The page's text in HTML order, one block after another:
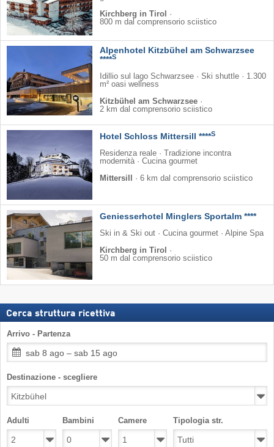
Kirchberg in Tirol
·
800 m dal comprensorio sciistico
Alpenhotel Kitzbühel am Schwarzsee
****S
Idillio sul lago Schwarzsee · Ski shuttle · 1.300
m² oasi wellness
Kitzbühel am Schwarzsee ·
2 km dal comprensorio sciistico
Hotel Schloss Mittersill ****S
Residenza reale · Tradizione incontra
modernità · Cucina gourmet
Mittersill
· 6 km dal comprensorio sciistico
Geniesserhotel Minglers Sportalm ****
Ski in & Ski out · Cucina gourmet · Alpine Spa
Kirchberg in Tirol
·
50 m dal comprensorio sciistico
Cerca struttura ricettiva
Arrivo - Partenza
sab 8 ago – sab 15 ago
Destinazione - scegliere
Adulti Bambini Camere Tipologia str.